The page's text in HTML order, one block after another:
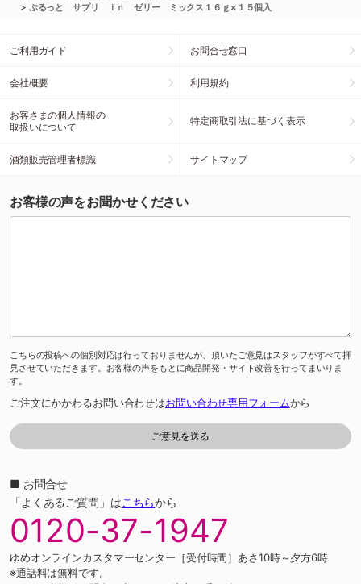
> ぷるっと サプリ ｉｎ ゼリー ミックス１６ｇ×１５個入
ご利用ガイド お問合せ窓口
会社概要 利用規約
お客さまの個人情報の
取扱いについて
特定商取引法に基づく表示
酒類販売管理者標識 サイトマップ
お客様の声をお聞かせください
こちらの投稿への個別対応は行っておりませんが、頂いたご意見はスタッフがすべて拝
見させていただきます。お客様の声をもとに商品開発・サイト改善を行ってまいりま
す。
ご注文にかかわるお問い合わせはお問い合わせ専用フォームから
■ お問合せ
「よくあるご質問」はこちらから
0120-37-1947
ゆめオンラインカスタマーセンター［受付時間］あさ10時～夕方6時
※通話料は無料です。